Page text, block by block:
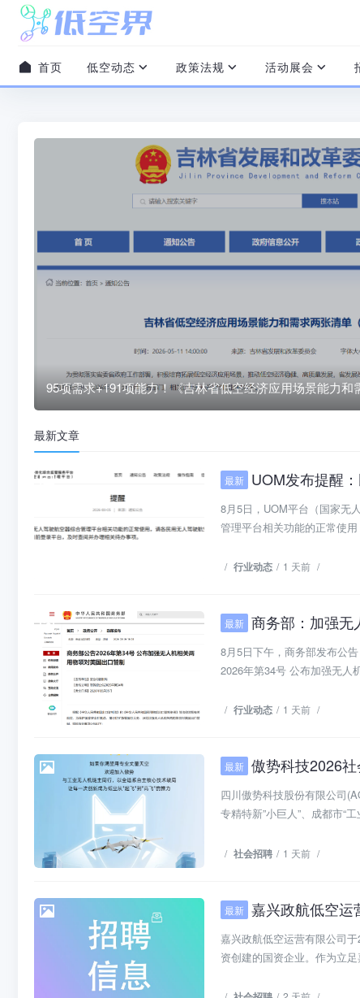
首页 低空动态 政策法规 活动展会
最新文章
行业动态
最新 UOM发布提醒：民用
8月5日，UOM平台（国家无
管理平台相关功能的正常使
/ 行业动态 / 1 天前 /
行业动态
最新 商务部：加强无
8月5日下午，商务部发布公
2026年第34号 公布加强无人
/ 行业动态 / 1 天前 /
社会招聘
最新 傲势科技2026
四川傲势科技股份有限公司
专精特新”小巨人”、成都市“
/ 社会招聘 / 1 天前 /
社会招聘
最新 嘉兴政航低空运
嘉兴政航低空运营有限公司
资创建的国资企业。作为立